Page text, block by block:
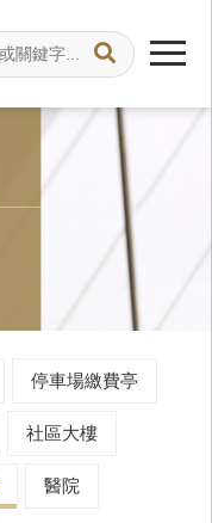
停車場繳費亭
社區大樓
醫院